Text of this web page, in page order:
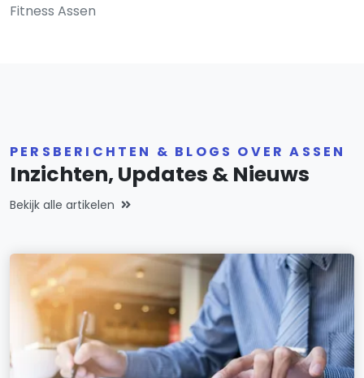
Fitness Assen
PERSBERICHTEN & BLOGS OVER ASSEN
Inzichten, Updates & Nieuws
Bekijk alle artikelen